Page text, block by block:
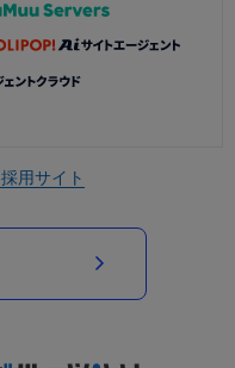
採用サイト